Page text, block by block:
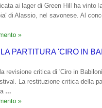
ai lager di Green Hill ha vinto
di Alassio, nel savonese. Al
»
PARTITURA 'CIRO IN
revisione critica di 'Ciro in
La restituzione critica della
...
»